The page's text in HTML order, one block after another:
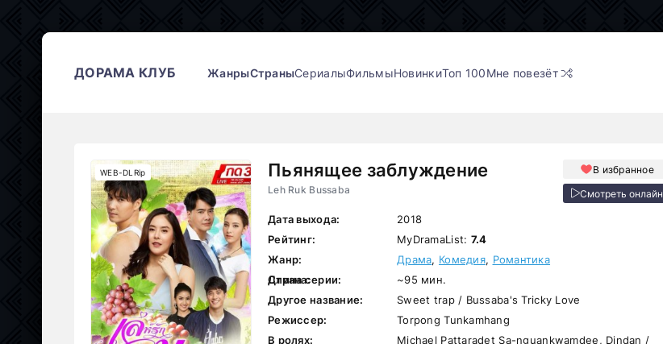
ДОРАМА КЛУБ ЖанрыСтраныСериалыФильмыНовинкиТоп 100Мне повезёт
Пьянящее заблуждение
Leh Ruk Bussaba
В избранное
Смотреть онлайн
WEB-DLRip
Дата выхода:
2018
Рейтинг:
MyDramaList: 7.4
Жанр:
Драма, Комедия, Романтика
Страна:
Длина серии:
~95 мин.
Другое название:
Sweet trap / Bussaba's Tricky Love
Режиссер:
Torpong Tunkamhang
В ролях:
Michael Pattaradet Sa-nguankwamdee, Dindan /